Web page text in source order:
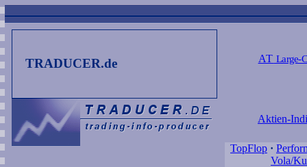
TRADUCER.de AT Large-
Aktien-
TopFlop ·
Vola/